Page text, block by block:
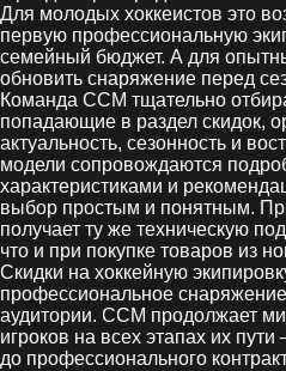
Для молодых хоккеистов это
первую профессиональную
семейный бюджет. А для
обновить снаряжение перед
Команда CCM тщательно
попадающие в раздел скидок,
актуальность, сезонность и
модели сопровождаются
характеристиками и
выбор простым и понятным.
получает ту же техническую
что и при покупке товаров из
Скидки на хоккейную
профессиональное
аудитории. CCM продолжает
игроков на всех этапах их
до профессионального